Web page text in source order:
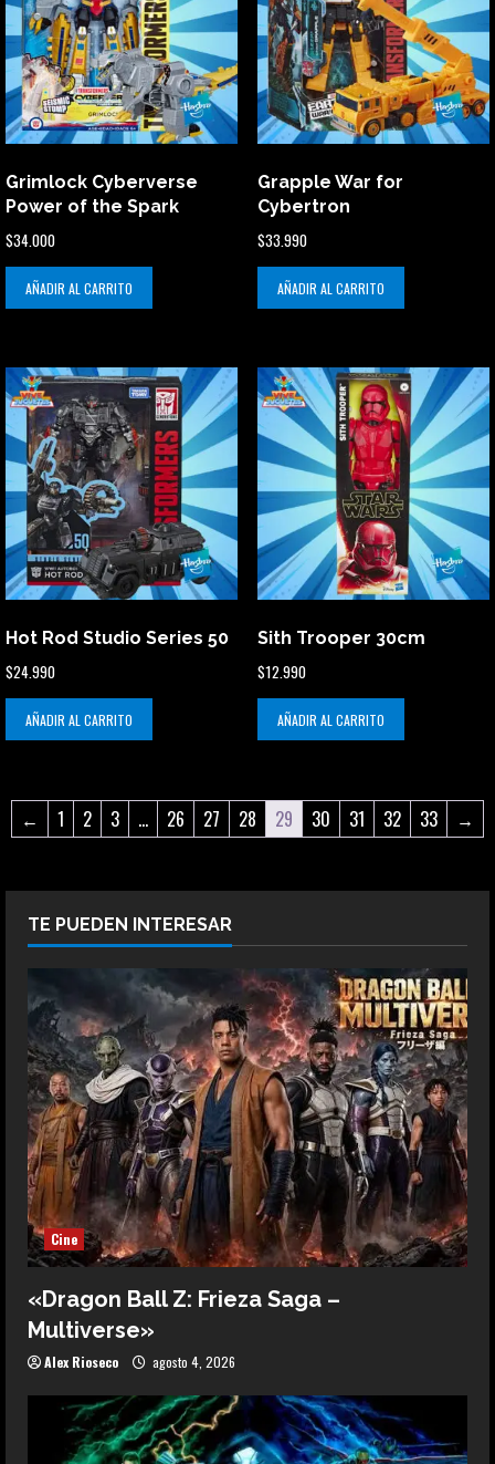
Grimlock Cyberverse
Power of the Spark
$34.000
AÑADIR AL CARRITO
Grapple War for
Cybertron
$33.990
AÑADIR AL CARRITO
Hot Rod Studio Series 50
$24.990
AÑADIR AL CARRITO
Sith Trooper 30cm
$12.990
AÑADIR AL CARRITO
← 1 2 3 … 26 27 28 29 30 31 32 33 →
TE PUEDEN INTERESAR
Cine
«Dragon Ball Z: Frieza Saga –
Multiverse»
Alex Rioseco agosto 4, 2026